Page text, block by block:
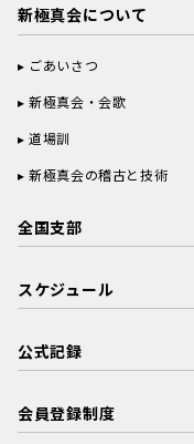
新極真会について
ごあいさつ
新極真会・会歌
道場訓
新極真会の稽古と技術
全国支部
スケジュール
公式記録
会員登録制度